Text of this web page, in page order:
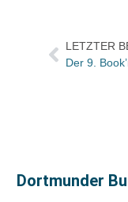
LETZTER
Dortmunder